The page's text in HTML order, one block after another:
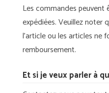
Les commandes peuvent
expédiées. Veuillez
l’article ou les articles ne
remboursement.
Et si je veux parler à